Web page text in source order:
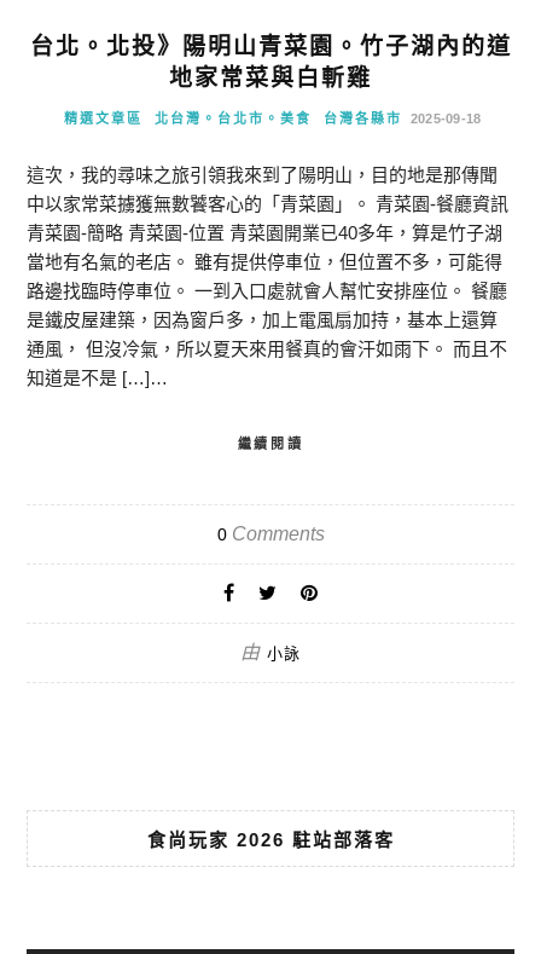
台北。北投》陽明山青菜園。竹子湖內的道
地家常菜與白斬雞
精選文章區 北台灣。台北市。美食 台灣各縣市 2025-09-18
這次，我的尋味之旅引領我來到了陽明山，目的地是那傳聞
中以家常菜擄獲無數饕客心的「青菜園」。 青菜園-餐廳資訊
青菜園-簡略 青菜園-位置 青菜園開業已40多年，算是竹子湖
當地有名氣的老店。 雖有提供停車位，但位置不多，可能得
路邊找臨時停車位。 一到入口處就會人幫忙安排座位。 餐廳
是鐵皮屋建築，因為窗戶多，加上電風扇加持，基本上還算
通風， 但沒冷氣，所以夏天來用餐真的會汗如雨下。 而且不
知道是不是 […]…
繼續閱讀
0Comments
由 小詠
食尚玩家 2026 駐站部落客